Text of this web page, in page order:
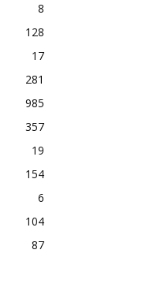
8
128
17
281
985
357
19
154
6
104
87